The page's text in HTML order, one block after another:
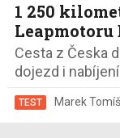
1 250
Leapmotoru
Cesta z Česka
dojezd i nabíjení
TEST Marek